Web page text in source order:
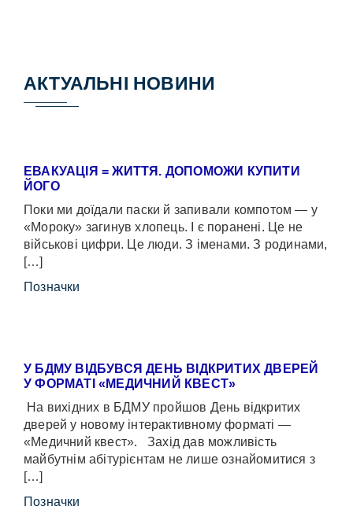
АКТУАЛЬНІ НОВИНИ
ЕВАКУАЦІЯ = ЖИТТЯ. ДОПОМОЖИ КУПИТИ
ЙОГО
Поки ми доїдали паски й запивали компотом — у
«Мороку» загинув хлопець. І є поранені. Це не
військові цифри. Це люди. З іменами. З родинами,
[…]
Позначки
У БДМУ ВІДБУВСЯ ДЕНЬ ВІДКРИТИХ ДВЕРЕЙ
У ФОРМАТІ «МЕДИЧНИЙ КВЕСТ»
На вихідних в БДМУ пройшов День відкритих
дверей у новому інтерактивному форматі —
«Медичний квест». Захід дав можливість
майбутнім абітурієнтам не лише ознайомитися з
[…]
Позначки